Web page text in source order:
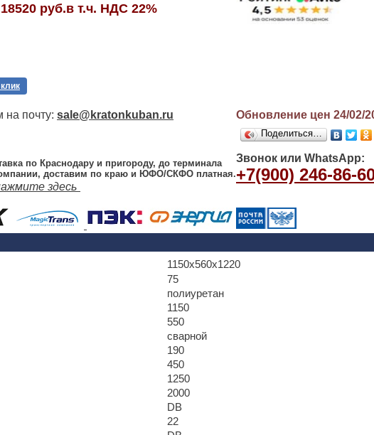
18520 руб.в т.ч. НДС 22%
почту: sale@kratonkuban.ru Обновление цен 24/02/
Поделиться…
по Краснодару и пригороду, до терминала
доставим по краю и ЮФО/СКФО платная.
здесь
Звонок или WhatsApp:
+7(900) 246-86-
1150х560х1220
75
полиуретан
1150
550
сварной
190
450
1250
2000
DB
22